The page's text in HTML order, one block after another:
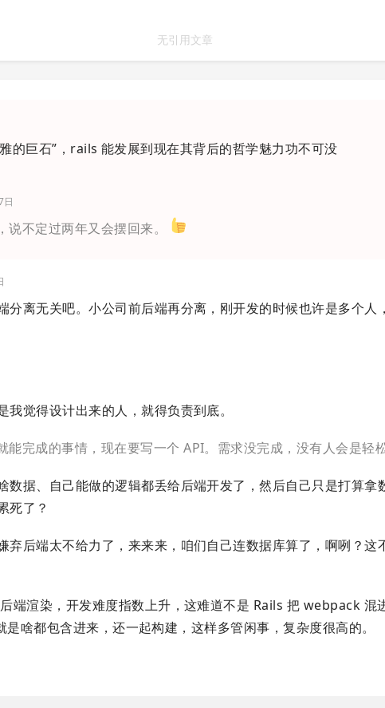
无引用文章
的巨石”，rails 能发展到现在其背后的哲学魅力功不可没
日
说不定过两年又会摆回来。
分离无关吧。小公司前后端再分离，刚开发的时候也许是多个人
我觉得设计出来的人，就得负责到底。
能完成的事情，现在要写一个 API。需求没完成，没有人会是轻松
数据、自己能做的逻辑都丢给后端开发了，然后自己只是打算拿
死了？
弃后端太不给力了，来来来，咱们自己连数据库算了，啊咧？这
端渲染，开发难度指数上升，这难道不是 Rails 把 webpack 混
啥都包含进来，还一起构建，这样多管闲事，复杂度很高的。